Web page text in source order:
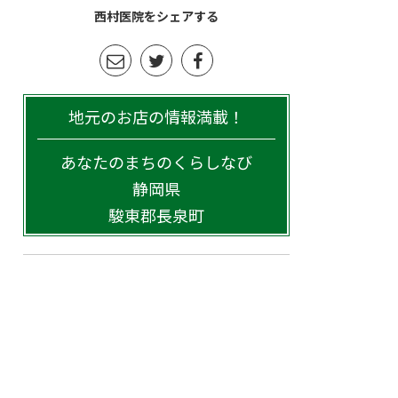
西村医院をシェアする
地元のお店の情報満載！
あなたのまちのくらしなび
静岡県
駿東郡長泉町